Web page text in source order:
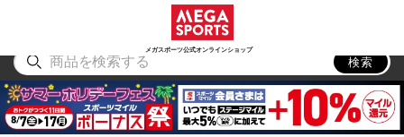
メガスポーツ公式オンラインショップ
アウトドア
検索